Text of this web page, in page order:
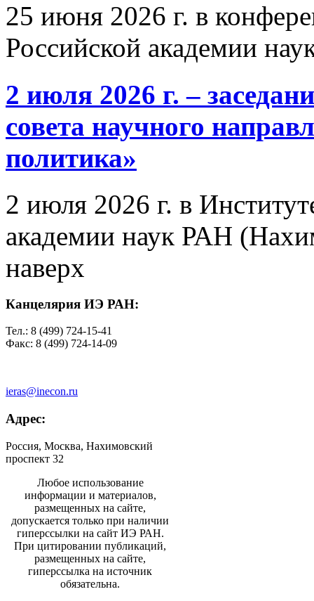
25 июня 2026 г. в
Российской академии
2 июля 2026 г. –
совета научного
политика»
2 июля 2026 г. в
академии наук РАН
наверх
Канцелярия ИЭ РАН:
Тел.: 8 (499) 724-15-41
Факс: 8 (499) 724-14-09
ieras@inecon.ru
Адрес:
Россия, Москва, Нахимовский
проспект 32
Любое использование
информации и материалов,
размещенных на сайте,
допускается только при наличии
гиперссылки на сайт ИЭ РАН.
При цитировании публикаций,
размещенных на сайте,
гиперссылка на источник
обязательна.